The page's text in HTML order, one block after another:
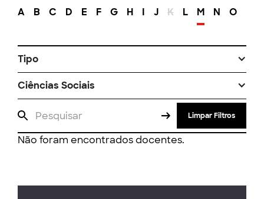
A B C D E F G H I J K L M N O
Tipo
Ciências Sociais
Limpar Filtros
Não foram encontrados docentes.